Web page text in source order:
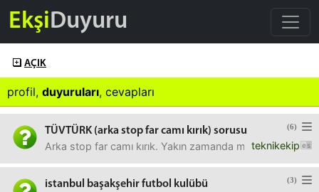
EkşiDuyuru
AÇIK
profil, duyuruları, cevapları
(6)
TÜVTÜRK (arka stop far camı kırık) sorusu
teknikekip
Arka stop far camı kırık. Yakın zamanda muayeneye
(3)
istanbul başakşehir futbol kulübü